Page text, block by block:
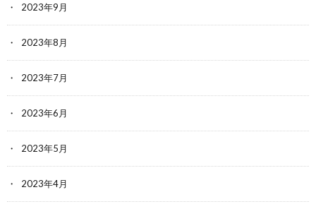
2023年9月
2023年8月
2023年7月
2023年6月
2023年5月
2023年4月